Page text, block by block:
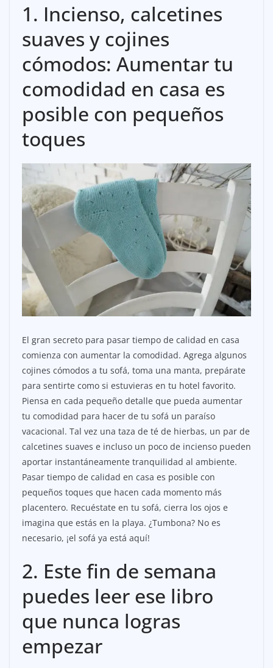
1. Incienso, calcetines
suaves y cojines
cómodos: Aumentar tu
comodidad en casa es
posible con pequeños
toques
El gran secreto para pasar tiempo de calidad en casa
comienza con aumentar la comodidad. Agrega algunos
cojines cómodos a tu sofá, toma una manta, prepárate
para sentirte como si estuvieras en tu hotel favorito.
Piensa en cada pequeño detalle que pueda aumentar
tu comodidad para hacer de tu sofá un paraíso
vacacional. Tal vez una taza de té de hierbas, un par de
calcetines suaves e incluso un poco de incienso pueden
aportar instantáneamente tranquilidad al ambiente.
Pasar tiempo de calidad en casa es posible con
pequeños toques que hacen cada momento más
placentero. Recuéstate en tu sofá, cierra los ojos e
imagina que estás en la playa. ¿Tumbona? No es
necesario, ¡el sofá ya está aquí!
2. Este fin de semana
puedes leer ese libro
que nunca logras
empezar